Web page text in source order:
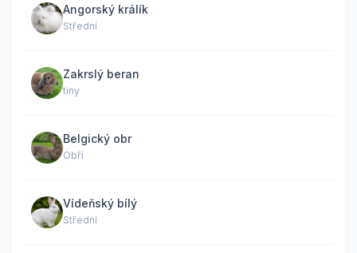
Angorský králík
Střední
Zakrslý beran
tiny
Belgický obr
Obří
Vídeňský bílý
Střední